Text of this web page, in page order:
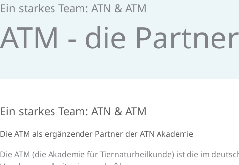
Ein starkes Team: ATN & ATM
ATM - die
Ein starkes Team: ATN & ATM
Die ATM als ergänzender Partner der ATN Akademie
Die ATM (die Akademie für Tiernaturheilkunde) ist die im